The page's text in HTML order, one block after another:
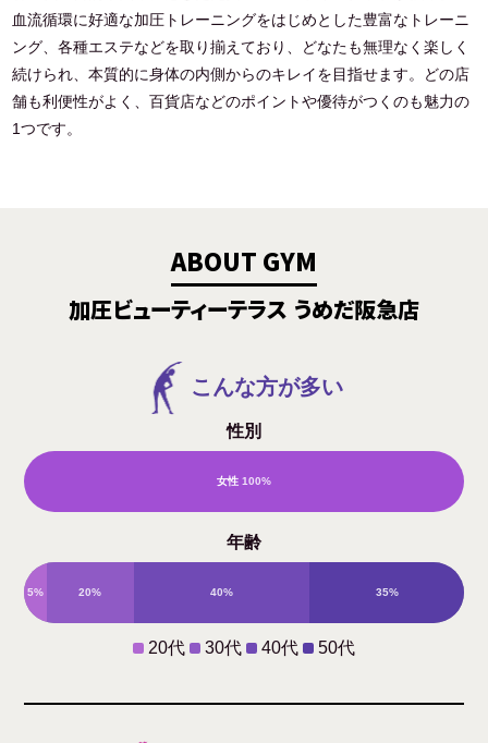
血流循環に好適な加圧トレーニングをはじめとした豊富なトレーニ
ング、各種エステなどを取り揃えており、どなたも無理なく楽しく
続けられ、本質的に身体の内側からのキレイを目指せます。どの店
舗も利便性がよく、百貨店などのポイントや優待がつくのも魅力の
1つです。
ABOUT GYM
加圧ビューティーテラス うめだ阪急店
こんな方が多い
性別
女性 100% 男
0%
年齢
5% 20% 40% 35%
20代 30代 40代 50代